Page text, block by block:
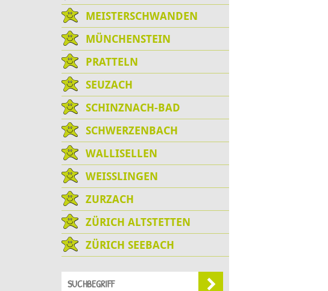
MEISTERSCHWANDEN
MÜNCHENSTEIN
PRATTELN
SEUZACH
SCHINZNACH-BAD
SCHWERZENBACH
WALLISELLEN
WEISSLINGEN
ZURZACH
ZÜRICH ALTSTETTEN
ZÜRICH SEEBACH